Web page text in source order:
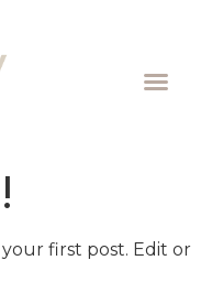
first post. Edit or